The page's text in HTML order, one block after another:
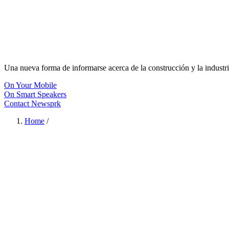
Una nueva forma de informarse acerca de la construcción y la
On Your Mobile
On Smart Speakers
Contact Newsprk
Home /